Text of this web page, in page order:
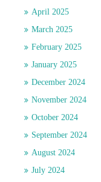
April 2025
March 2025
February 2025
January 2025
December 2024
November 2024
October 2024
September 2024
August 2024
July 2024